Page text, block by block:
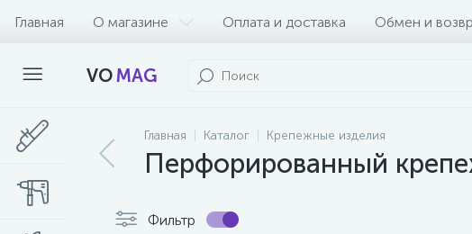
Главная О магазине Оплата и доставка Обмен и
VOMAG
Главная Каталог Крепежные изделия
Перфорированный
Фильтр